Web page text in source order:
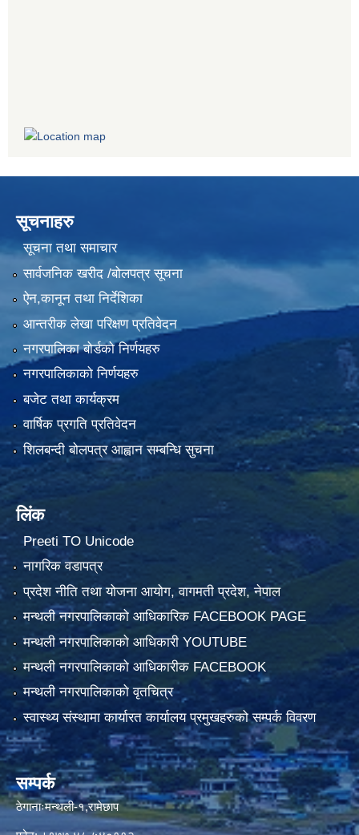
सूचनाहरु
सूचना तथा समाचार
सार्वजनिक खरीद /बोलपत्र सूचना
ऐन,कानून तथा निर्देशिका
आन्तरीक लेखा परिक्षण प्रतिवेदन
नगरपालिका बोर्डको निर्णयहरु
नगरपालिकाको निर्णयहरु
बजेट तथा कार्यक्रम
वार्षिक प्रगति प्रतिवेदन
शिलबन्दी बोलपत्र आह्वान सम्बन्धि सुचना
लिंक
Preeti TO Unicode
नागरिक वडापत्र
प्रदेश नीति तथा योजना आयोग, वागमती प्रदेश, नेपाल
मन्थली नगरपालिकाको आधिकारिक FACEBOOK PAGE
मन्थली नगरपालिकाको आधिकारी YOUTUBE
मन्थली नगरपालिकाको आधिकारीक FACEBOOK
मन्थली नगरपालिकाको वृतचित्र
स्वास्थ्य संस्थामा कार्यारत कार्यालय प्रमुखहरुको सम्पर्क विवरण
सम्पर्क
ठेगानाःमन्थली-१,रामेछाप